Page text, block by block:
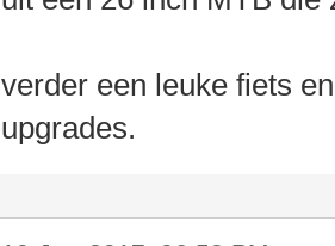
verder een leuke fiets
upgrades.